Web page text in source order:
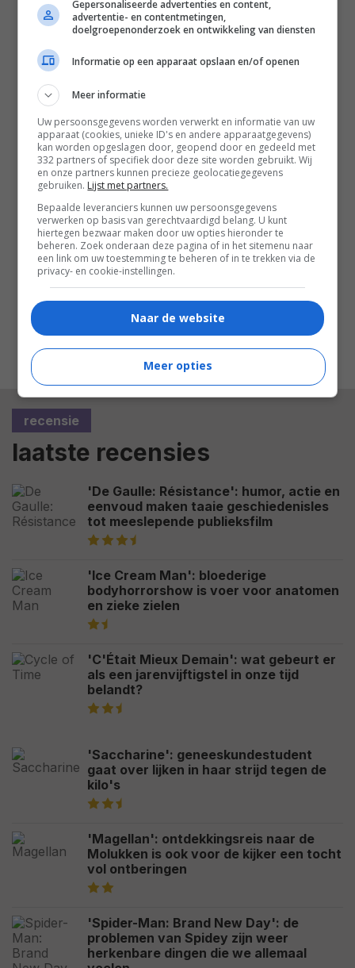
geschiedenisles tot meeslepende
publieksfilm
commerciële bios, maar te veel
gelikte actie voor de filmhuizen.
'The Christophers': Michaela Coel
en Ian McKellen zijn als de
op elkaar ingespeeld
'Ice Cream Man': bloederige
anatomen en zieke zielen
recensie
laatste recensies
'De Gaulle: Résistance': humor, actie en
eenvoud maken taaie geschiedenisles
tot meeslepende publieksfilm
'Ice Cream Man': bloederige
bodyhorrorshow is voer voor anatomen
en zieke zielen
'C'Était Mieux Demain': wat gebeurt er
als een jarenvijftigstel in onze tijd
belandt?
'Saccharine': geneeskundestudent
gaat over lijken in haar strijd tegen de
kilo's
'Magellan': ontdekkingsreis naar de
Molukken is ook voor de kijker een tocht
vol ontberingen
'Spider-Man: Brand New Day': de
problemen van Spidey zijn weer
herkenbare dingen die we allemaal
Gepersonaliseerde advertenties en content,
advertentie- en contentmetingen,
doelgroepenonderzoek en ontwikkeling van diensten
Informatie op een apparaat opslaan en/of openen
Meer informatie
Uw persoonsgegevens worden verwerkt en informatie van uw
apparaat (cookies, unieke ID's en andere apparaatgegevens)
kan worden opgeslagen door, geopend door en gedeeld met
332 partners of specifiek door deze site worden gebruikt. Wij
en onze partners kunnen precieze geolocatiegegevens
gebruiken. Lijst met partners.
Bepaalde leveranciers kunnen uw persoonsgegevens
verwerken op basis van gerechtvaardigd belang. U kunt
hiertegen bezwaar maken door uw opties hieronder te
beheren. Zoek onderaan deze pagina of in het sitemenu naar
een link om uw toestemming te beheren of in te trekken via de
privacy- en cookie-instellingen.
Naar de website
Meer opties